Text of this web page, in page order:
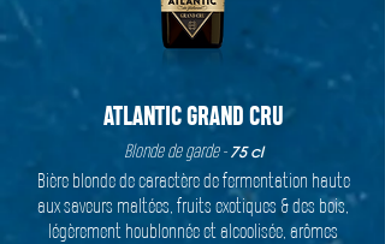
ATLANTIC GRAND CRU
Blonde de garde - 75 cl
Bière blonde de caractère de fermentation haute
aux saveurs maltées, fruits exotiques & des bois,
légèrement houblonnée et alcoolisée, arômes